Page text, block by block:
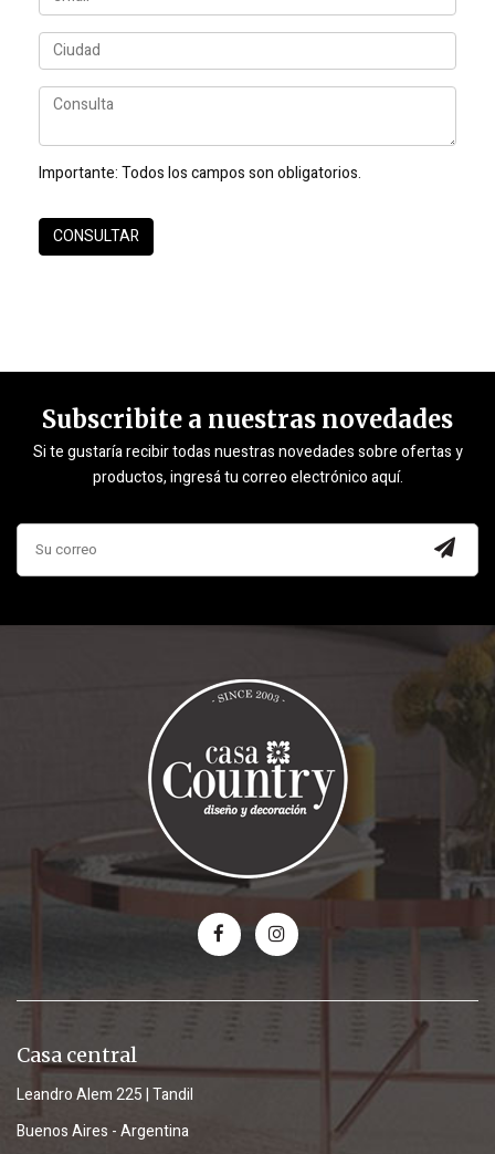
Importante:Todos los campos son obligatorios.
Subscribite a nuestras novedades
Si te gustaría recibir todas nuestras novedades sobre ofertas y
productos, ingresá tu correo electrónico aquí.
Casa central
Leandro Alem 225 | Tandil
Buenos Aires - Argentina